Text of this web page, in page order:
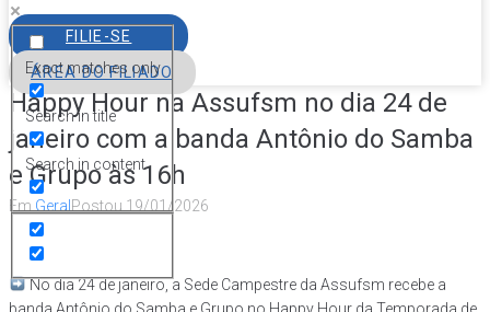
Exact matches only
Search in title
Search in content
FILIE-SE
ÁREA DO FILIADO
Happy Hour na Assufsm no dia 24 de
janeiro com a banda Antônio do Samba
e Grupo às 16h
Em Geral Postou 19/01/2026
No dia 24 de janeiro, a Sede Campestre da Assufsm recebe a